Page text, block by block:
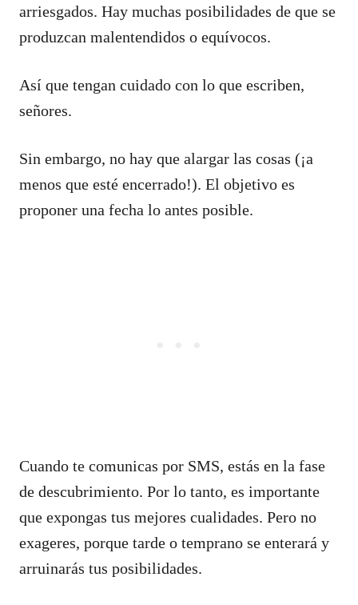
arriesgados. Hay muchas posibilidades de que se
produzcan malentendidos o equívocos.
Así que tengan cuidado con lo que escriben,
señores.
Sin embargo, no hay que alargar las cosas (¡a
menos que esté encerrado!). El objetivo es
proponer una fecha lo antes posible.
Cuando te comunicas por SMS, estás en la fase
de descubrimiento. Por lo tanto, es importante
que expongas tus mejores cualidades. Pero no
exageres, porque tarde o temprano se enterará y
arruinarás tus posibilidades.